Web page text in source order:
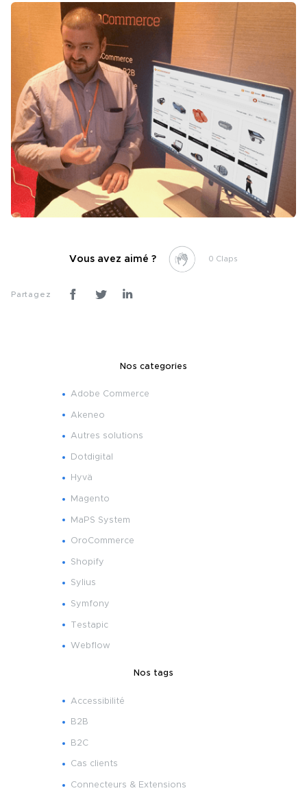
Vous avez aimé ? 0
Partagez
Nos categories
Adobe Commerce
Akeneo
Autres solutions
Dotdigital
Hyvä
Magento
MaPS System
OroCommerce
Shopify
Sylius
Symfony
Testapic
Webflow
Nos tags
Accessibilité
B2B
B2C
Cas clients
Connecteurs & Extensions